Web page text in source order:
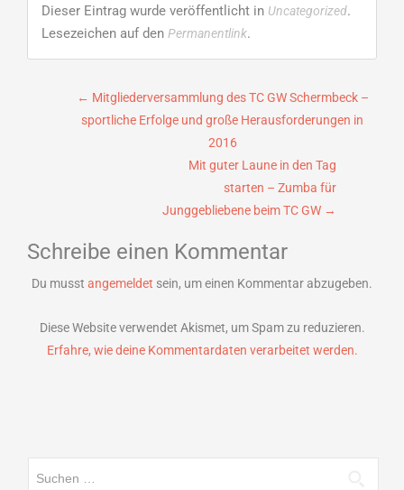
Dieser Eintrag wurde veröffentlicht in Uncategorized.
Lesezeichen auf den Permanentlink.
Beitragsnavigation
← Mitgliederversammlung des TC GW Schermbeck –
sportliche Erfolge und große Herausforderungen in
2016
Mit guter Laune in den Tag
starten – Zumba für
Junggebliebene beim TC GW →
Schreibe einen Kommentar
Du musst angemeldet sein, um einen Kommentar abzugeben.
Diese Website verwendet Akismet, um Spam zu reduzieren.
Erfahre, wie deine Kommentardaten verarbeitet werden.